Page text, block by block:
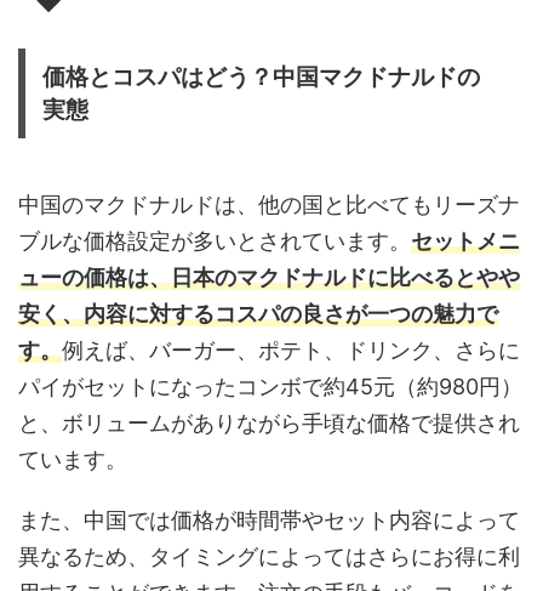
価格とコスパはどう？中国マクドナルドの
実態
中国のマクドナルドは、他の国と比べてもリーズナ
ブルな価格設定が多いとされています。 セットメニ
ューの価格は、日本のマクドナルドに比べるとやや
安く、内容に対するコスパの良さが一つの魅力で
す。例えば、バーガー、ポテト、ドリンク、さらに
パイがセットになったコンボで約45元（約980円）
と、ボリュームがありながら手頃な価格で提供され
ています。
また、中国では価格が時間帯やセット内容によって
異なるため、タイミングによってはさらにお得に利